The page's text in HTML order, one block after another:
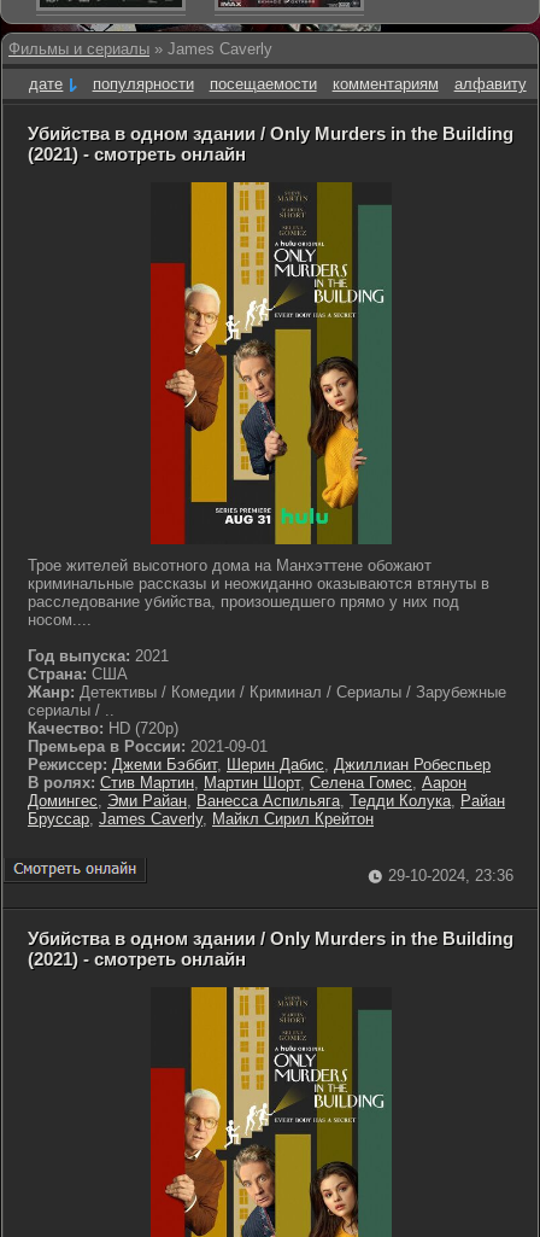
Фильмы и сериалы » James Caverly
дате
популярности посещаемости комментариям алфавиту
Убийства в одном здании / Only Murders in the Building
(2021) - смотреть онлайн
Трое жителей высотного дома на Манхэттене обожают
криминальные рассказы и неожиданно оказываются втянуты в
расследование убийства, произошедшего прямо у них под
носом....
Год выпуска: 2021
Страна: США
Жанр: Детективы / Комедии / Криминал / Сериалы / Зарубежные
сериалы / ..
Качество: HD (720p)
Премьера в России: 2021-09-01
Режиссер: Джеми Бэббит, Шерин Дабис, Джиллиан Робеспьер
В ролях: Стив Мартин, Мартин Шорт, Селена Гомес, Аарон
Домингес, Эми Райан, Ванесса Аспильяга, Тедди Колука, Райан
Бруссар, James Caverly, Майкл Сирил Крейтон
29-10-2024, 23:36
Убийства в одном здании / Only Murders in the Building
(2021) - смотреть онлайн